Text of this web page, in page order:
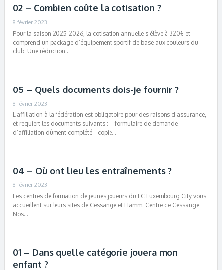
02 – Combien coûte la cotisation ?
8 février 2023
Pour la saison 2025-2026, la cotisation annuelle s’élève à 320€ et
comprend un package d’équipement sportif de base aux couleurs du
club. Une réduction…
05 – Quels documents dois-je fournir ?
8 février 2023
L’affiliation à la fédération est obligatoire pour des raisons d’assurance,
et requiert les documents suivants : – formulaire de demande
d’affiliation dûment complété– copie…
04 – Où ont lieu les entraînements ?
8 février 2023
Les centres de formation de jeunes joueurs du FC Luxembourg City vous
accueillent sur leurs sites de Cessange et Hamm. Centre de Cessange
Nos…
01 – Dans quelle catégorie jouera mon
enfant ?